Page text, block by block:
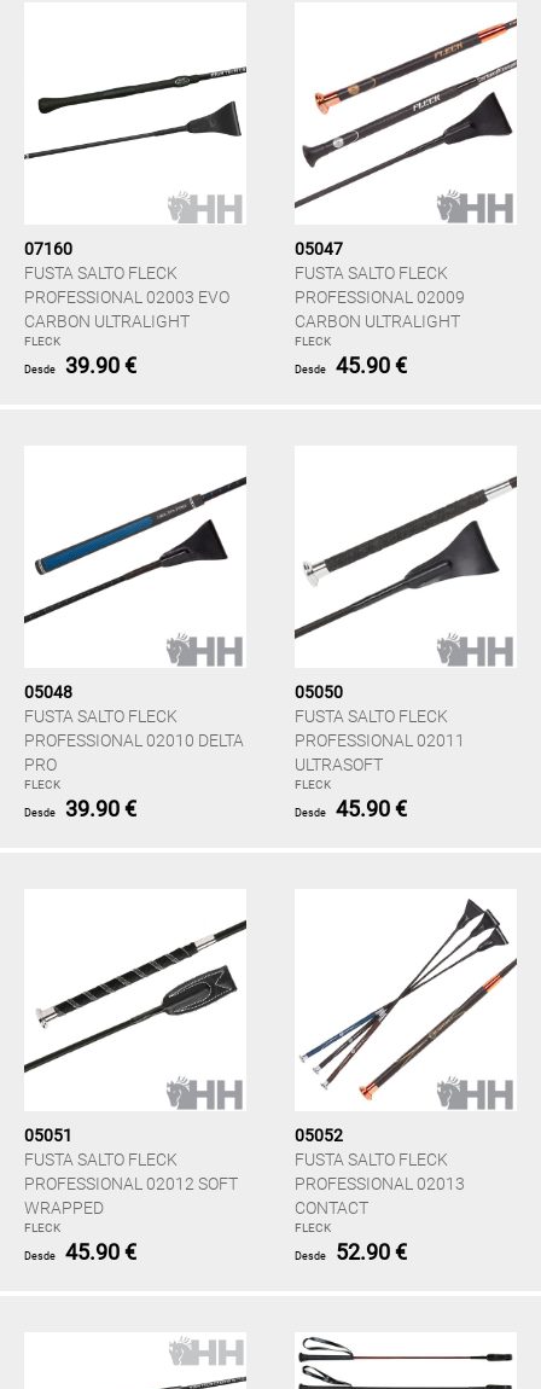
07160
FUSTA SALTO FLECK
PROFESSIONAL 02003 EVO
CARBON ULTRALIGHT
FLECK
Desde 39.90 €
05047
FUSTA SALTO FLECK
PROFESSIONAL 02009
CARBON ULTRALIGHT
FLECK
Desde 45.90 €
05048
FUSTA SALTO FLECK
PROFESSIONAL 02010 DELTA
PRO
FLECK
Desde 39.90 €
05050
FUSTA SALTO FLECK
PROFESSIONAL 02011
ULTRASOFT
FLECK
Desde 45.90 €
05051
FUSTA SALTO FLECK
PROFESSIONAL 02012 SOFT
WRAPPED
FLECK
Desde 45.90 €
05052
FUSTA SALTO FLECK
PROFESSIONAL 02013
CONTACT
FLECK
Desde 52.90 €